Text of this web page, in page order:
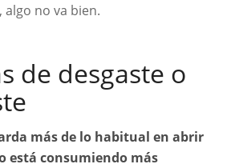
no va bien.
de desgaste o
más de lo habitual en abrir
está consumiendo más